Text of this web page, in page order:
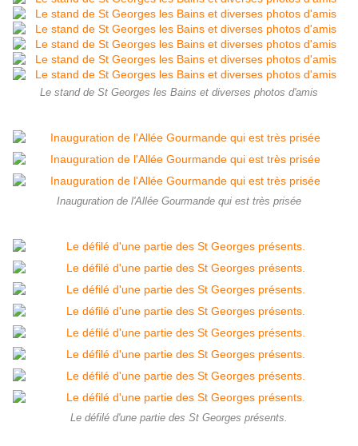
Le stand de St Georges les Bains et diverses photos d'amis
Inauguration de l'Allée Gourmande qui est très prisée
Le défilé d'une partie des St Georges présents.